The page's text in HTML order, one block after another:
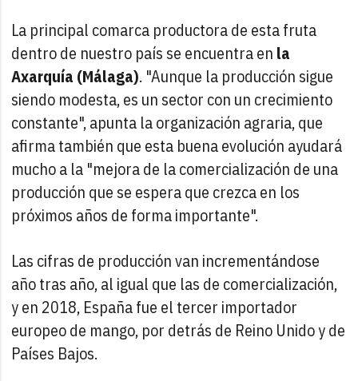
La principal comarca productora de esta fruta
dentro de nuestro país se encuentra en la
Axarquía (Málaga). "Aunque la producción sigue
siendo modesta, es un sector con un crecimiento
constante", apunta la organización agraria, que
afirma también que esta buena evolución ayudará
mucho a la "mejora de la comercialización de una
producción que se espera que crezca en los
próximos años de forma importante".
Las cifras de producción van incrementándose
año tras año, al igual que las de comercialización,
y en 2018, España fue el tercer importador
europeo de mango, por detrás de Reino Unido y de
Países Bajos.